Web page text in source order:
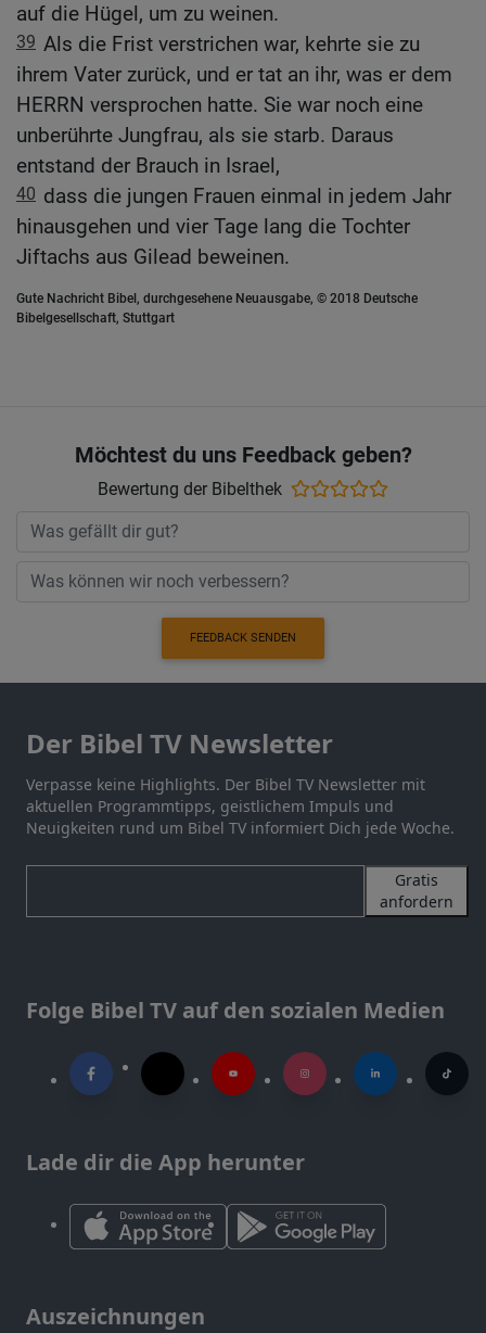
auf die Hügel, um zu weinen.
39 Als die Frist verstrichen war, kehrte sie zu
ihrem Vater zurück, und er tat an ihr, was er dem
HERRN versprochen hatte. Sie war noch eine
unberührte Jungfrau, als sie starb. Daraus
entstand der Brauch in Israel,
40 dass die jungen Frauen einmal in jedem Jahr
hinausgehen und vier Tage lang die Tochter
Jiftachs aus Gilead beweinen.
Gute Nachricht Bibel, durchgesehene Neuausgabe, © 2018 Deutsche
Bibelgesellschaft, Stuttgart
Möchtest du uns Feedback geben?
Bewertung der Bibelthek
FEEDBACK SENDEN
Der Bibel TV Newsletter
Verpasse keine Highlights. Der Bibel TV Newsletter mit
aktuellen Programmtipps, geistlichem Impuls und
Neuigkeiten rund um Bibel TV informiert Dich jede Woche.
Gratis
anfordern
Folge Bibel TV auf den sozialen Medien
Lade dir die App herunter
Auszeichnungen